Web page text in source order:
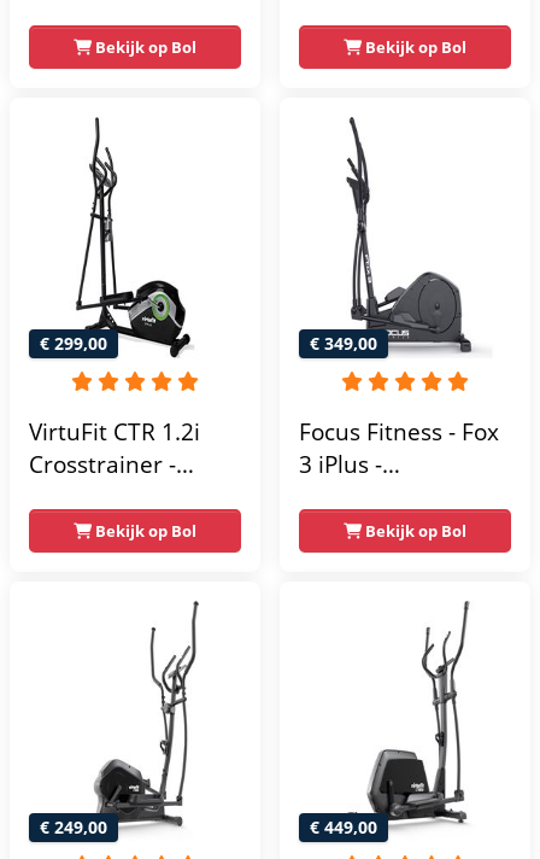
Weerstandsniveaus
Bekijk op Bol
- Magnetische
weerstand met 16
scherm - Zwart
Bekijk op Bol
€ 299,00
VirtuFit CTR 1.2i
Crosstrainer -
Programma's -
Bluetooth -
Bekijk op Bol
€ 349,00
Focus Fitness - Fox
3 iPlus -
Hartslagsensoren -
24
Weerstandsniveaus
Bekijk op Bol
€ 249,00 € 449,00